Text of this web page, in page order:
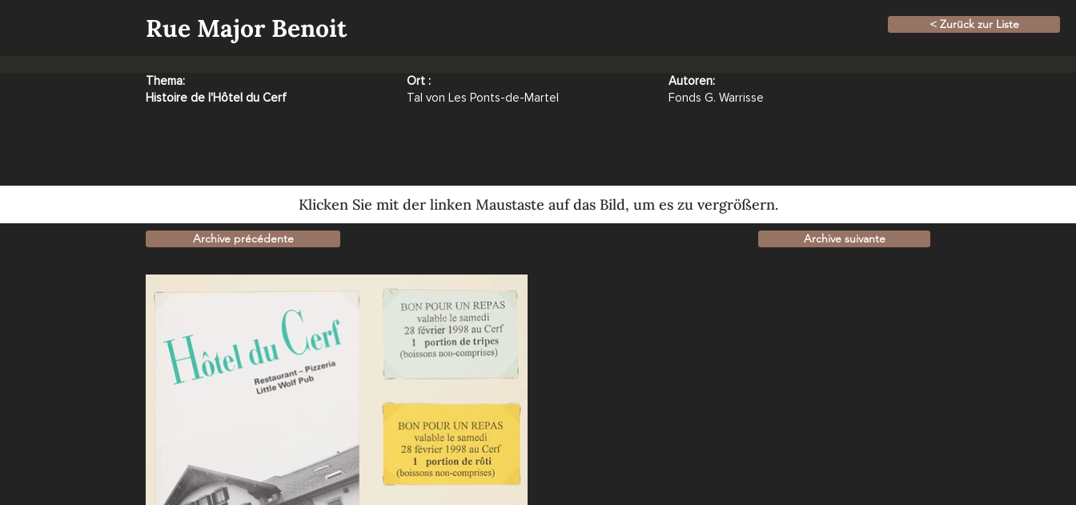
< Zurück zur Liste
Rue Major Benoit
Thema:
Histoire de l'Hôtel du Cerf
Ort :
Tal von Les Ponts-de-Martel
Autoren:
Fonds G. Warrisse
Klicken Sie mit der linken Maustaste auf das Bild, um es zu vergrößern.
Archive précédente Archive suivante